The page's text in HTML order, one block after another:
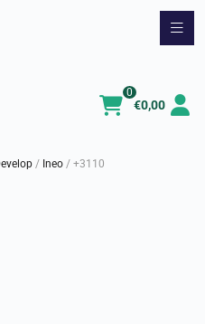
€0,00
0
develop / ineo / +3110